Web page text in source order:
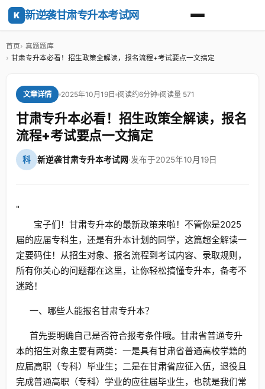
K 新逆袭甘肃专升本考试网
首页
真题题库
甘肃专升本必看！招生政策全解读，报名流程+考试要点一文搞定
文章详情 2025年10月19日 阅读约6分钟 阅读量 571
甘肃专升本必看！招生政策全解读，报名
流程+考试要点一文搞定
科 新逆袭甘肃专升本考试网·发布于2025年10月19日
"
宝子们！甘肃专升本的最新政策来啦！不管你是2025
届的应届专科生，还是有升本计划的同学，这篇超全解读一
定要码住！从招生对象、报名流程到考试内容、录取规则，
所有你关心的问题都在这里，让你轻松搞懂专升本，备考不
迷路！
一、哪些人能报名甘肃专升本？
首先要明确自己是否符合报考条件哦。甘肃省普通专升
本的招生对象主要有两类：一是具有甘肃省普通高校学籍的
应届高职（专科）毕业生；二是在甘肃省应征入伍，退役且
完成普通高职（专科）学业的应往届毕业生，也就是我们常